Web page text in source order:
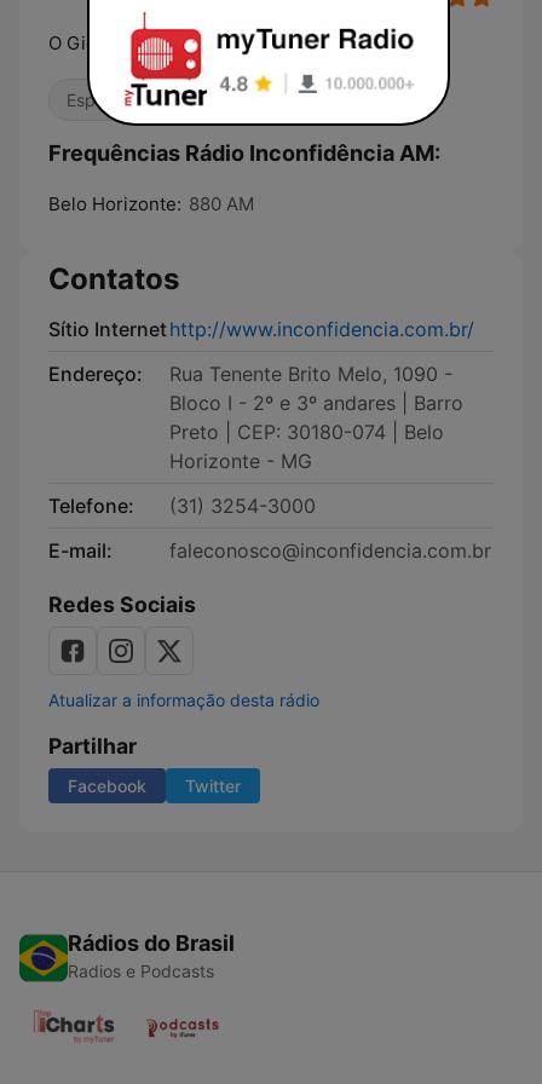
O Gigante do Ar
Esporte Notícias
Frequências Rádio Inconfidência AM:
Belo Horizonte: 880 AM
Contatos
Sítio Internethttp://www.inconfidencia.com.br/
Endereço:
Rua Tenente Brito Melo, 1090 -
Bloco I - 2º e 3º andares | Barro
Preto | CEP: 30180-074 | Belo
Horizonte - MG
Telefone:
(31) 3254-3000
E-mail:
faleconosco@inconfidencia.com.br
Redes Sociais
Atualizar a informação desta rádio
Partilhar
Facebook Twitter
Rádios do Brasil
Radios e Podcasts